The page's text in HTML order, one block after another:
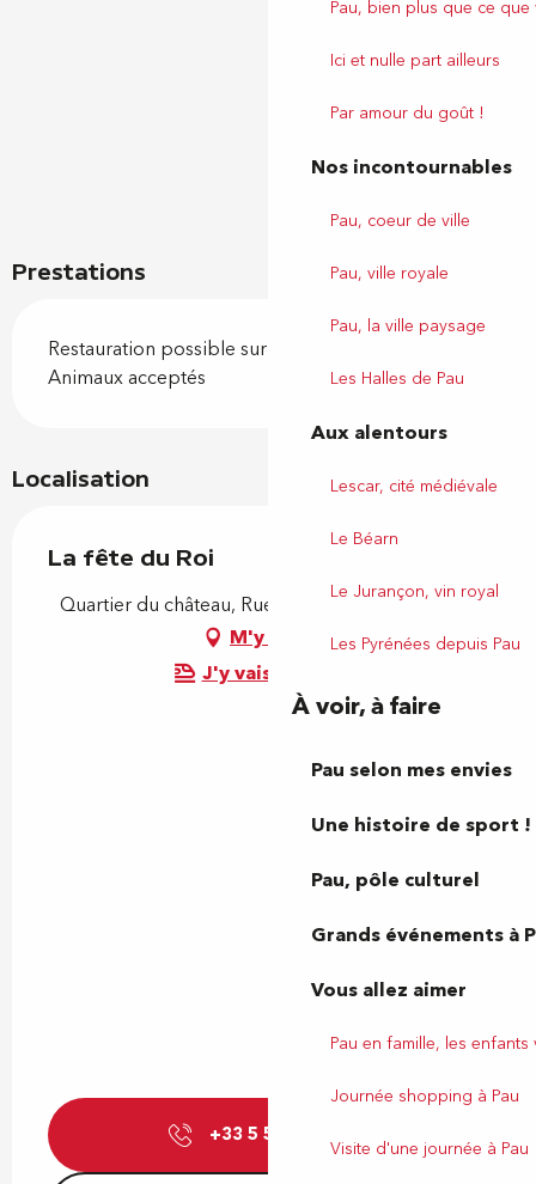
Pau, bien plus que ce
Ici et nulle part ailleurs
Par amour du goût !
Nos incontournables
Pau, coeur de ville
Pau, ville royale
Pau, la ville paysage
Les Halles de Pau
Aux alentours
Lescar, cité médiévale
Le Béarn
Le Jurançon, vin royal
Les Pyrénées depuis Pau
À voir, à faire
Pau selon mes envies
Une histoire de sport !
Pau, pôle culturel
Grands événements à
Vous allez aimer
Pau en famille, les
Journée shopping à Pau
Visite d'une journée à Pau
Prestations
Restauration possible sur place
Animaux acceptés
Localisation
La fête du Roi
Quartier du château, Rue du Château, 64000 Pau
M'y rendre
J'y vais en train !
+33 5 59 27 27